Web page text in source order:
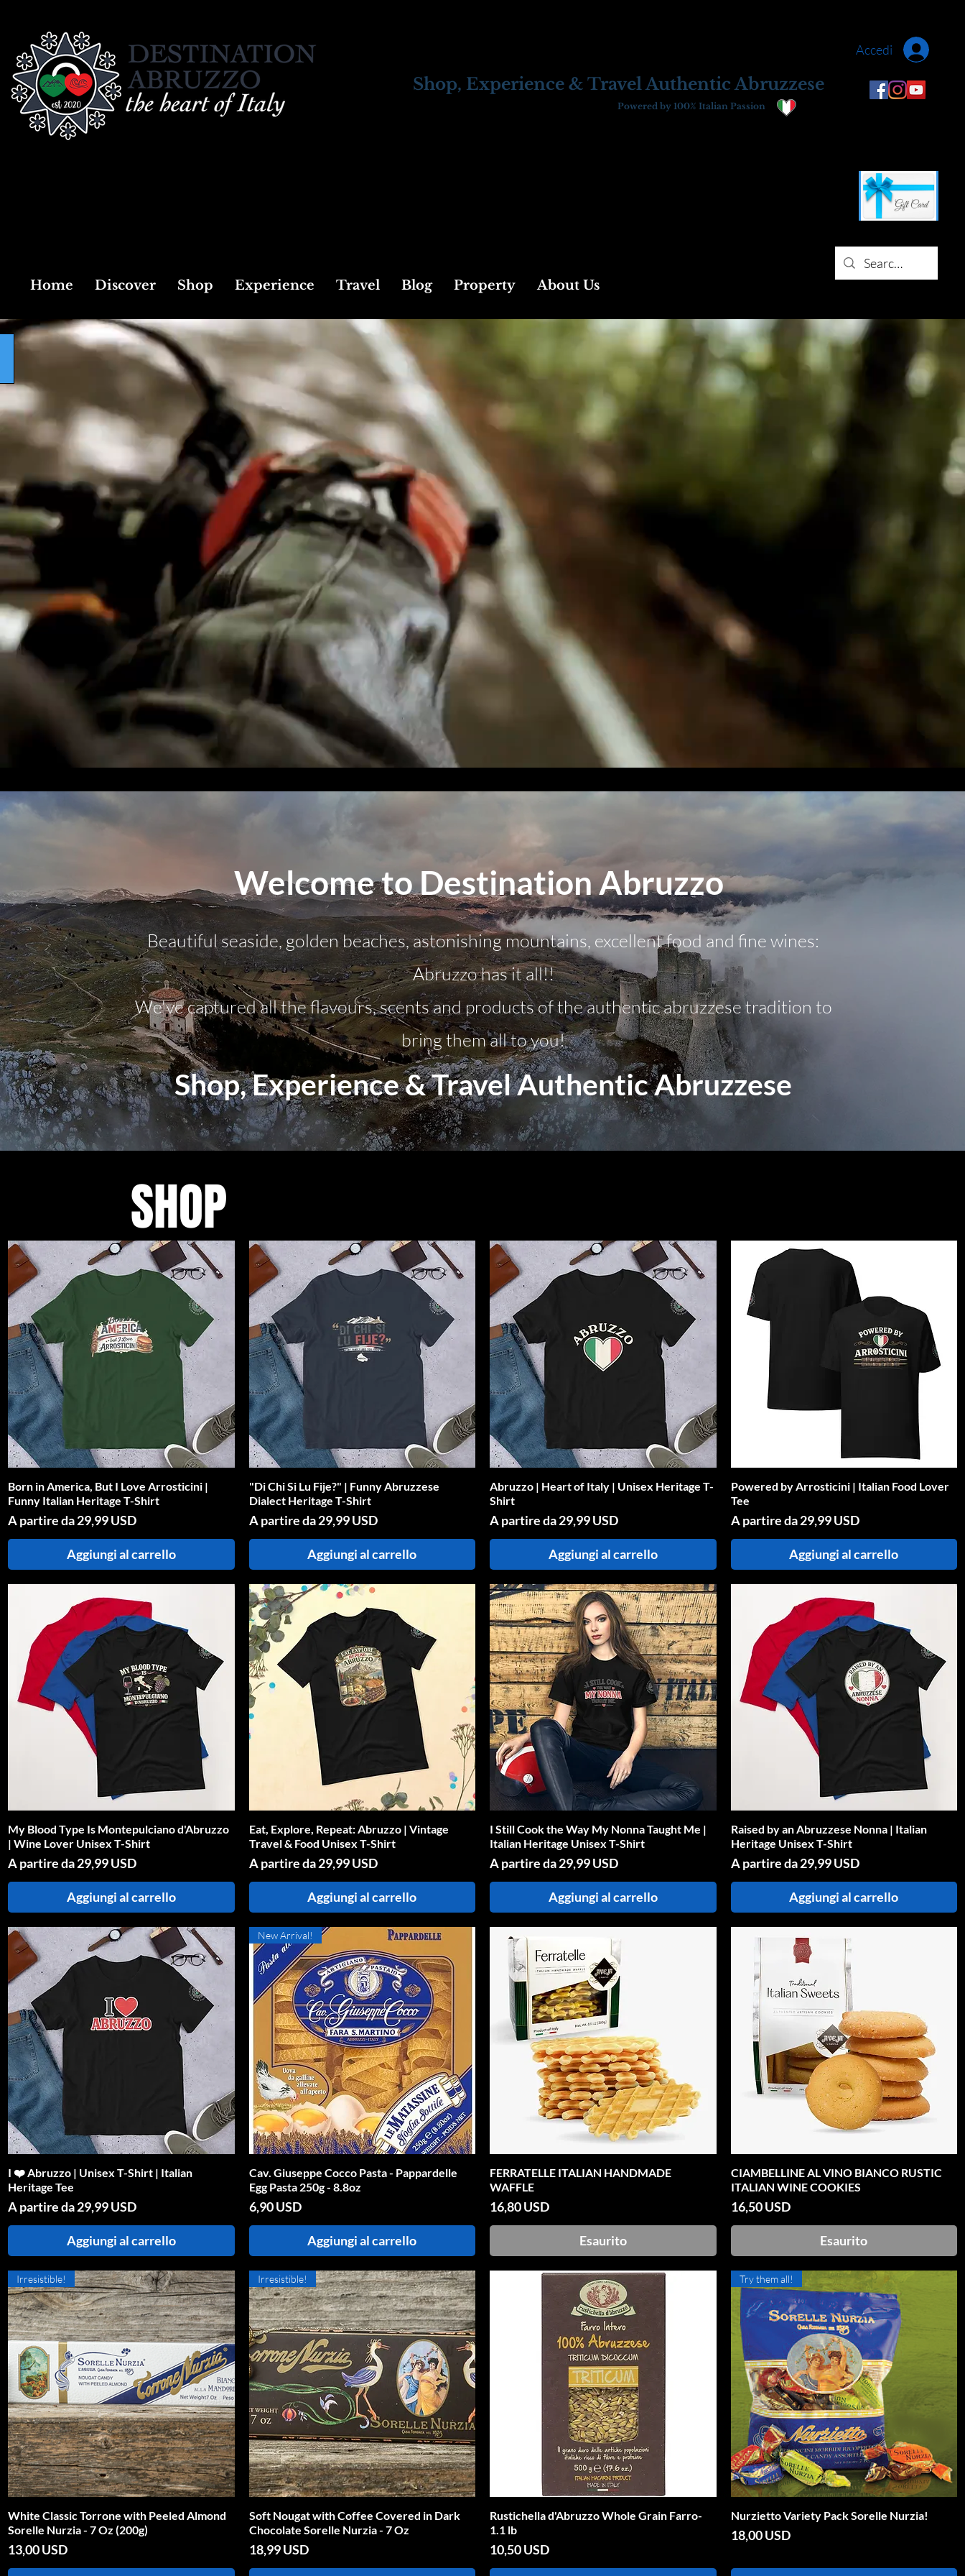
Accedi
Shop, Experience & Travel Authentic Abruzzese
Powered by 100% Italian Passion
Home Discover Shop Experience Travel Blog Property About Us
Welcome to Destination Abruzzo
Beautiful seaside, golden beaches, astonishing mountains, excellent food and fine wines:
Abruzzo has it all!!
We've captured all the flavours, scents and products of the authentic abruzzese tradition to
bring them all to you!
Shop, Experience & Travel Authentic Abruzzese
SHOP
Vista rapida
Born in America, But I Love Arrosticini |
Funny Italian Heritage T-Shirt
A partire da29,99 USD
Prezzo scontato
Aggiungi al carrello
Vista rapida
"Di Chi Si Lu Fije?" | Funny Abruzzese
Dialect Heritage T-Shirt
A partire da29,99 USD
Prezzo scontato
Aggiungi al carrello
Vista rapida
Abruzzo | Heart of Italy | Unisex Heritage T-
Shirt
A partire da29,99 USD
Prezzo scontato
Aggiungi al carrello
Vista rapida
Powered by Arrosticini | Italian Food Lover
Tee
A partire da29,99 USD
Prezzo scontato
Aggiungi al carrello
Vista rapida
My Blood Type Is Montepulciano d'Abruzzo
| Wine Lover Unisex T-Shirt
A partire da29,99 USD
Prezzo scontato
Aggiungi al carrello
Vista rapida
Eat, Explore, Repeat: Abruzzo | Vintage
Travel & Food Unisex T-Shirt
A partire da29,99 USD
Prezzo scontato
Aggiungi al carrello
Vista rapida
I Still Cook the Way My Nonna Taught Me |
Italian Heritage Unisex T-Shirt
A partire da29,99 USD
Prezzo scontato
Aggiungi al carrello
Vista rapida
Raised by an Abruzzese Nonna | Italian
Heritage Unisex T-Shirt
A partire da29,99 USD
Prezzo scontato
Aggiungi al carrello
Vista rapida
I ❤️ Abruzzo | Unisex T-Shirt | Italian
Heritage Tee
A partire da29,99 USD
Prezzo scontato
Aggiungi al carrello
Vista rapida
New Arrival!
Cav. Giuseppe Cocco Pasta - Pappardelle
Egg Pasta 250g - 8.8oz
Prezzo
6,90 USD
Aggiungi al carrello
Vista rapida
FERRATELLE ITALIAN HANDMADE
WAFFLE
Prezzo
16,80 USD
Esaurito
Vista rapida
CIAMBELLINE AL VINO BIANCO RUSTIC
ITALIAN WINE COOKIES
Prezzo
16,50 USD
Esaurito
Vista rapida
Irresistible!
White Classic Torrone with Peeled Almond
Sorelle Nurzia - 7 Oz (200g)
Prezzo
13,00 USD
Vista rapida
Irresistible!
Soft Nougat with Coffee Covered in Dark
Chocolate Sorelle Nurzia - 7 Oz
Prezzo
18,99 USD
Vista rapida
Rustichella d'Abruzzo Whole Grain Farro-
1.1 lb
Prezzo
10,50 USD
Vista rapida
Try them all!
Nurzietto Variety Pack Sorelle Nurzia!
Prezzo
18,00 USD